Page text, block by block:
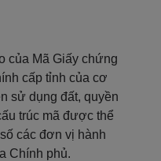
của Mã Giấy chứng
cấp tỉnh của cơ
sử dụng đất, quyền
trúc mã được thể
các đơn vị hành
Chính phủ.